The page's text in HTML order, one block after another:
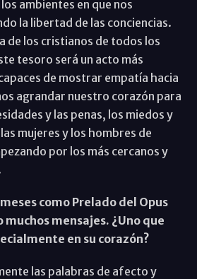
los ambientes en que nos
la libertad de las conciencias.
de los cristianos de todos los
tesoro será un acto más
de mostrar empatía hacia
agrandar nuestro corazón para
y las penas, los miedos y
mujeres y los hombres de
por los más cercanos y
como Prelado del Opus
mensajes. ¿Uno que
en su corazón?
las palabras de afecto y